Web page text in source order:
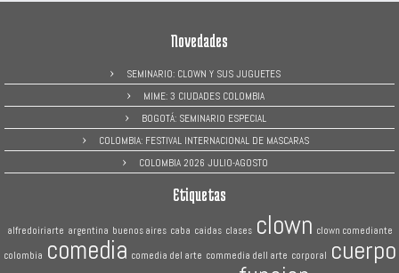
Novedades
SEMINARIO: CLOWN Y SUS JUGUETES
MIME: 3 CIUDADES COLOMBIA
BOGOTÁ: SEMINARIO ESPECIAL
COLOMBIA: FESTIVAL INTERNACIONAL DE MASCARAS
COLOMBIA 2026 JULIO-AGOSTO
Etiquetas
alfredoiriarte argentina buenos aires caba caidas clases clown clown comediante
colombia comedia comedia del arte commedia dell arte corporal cuerpo